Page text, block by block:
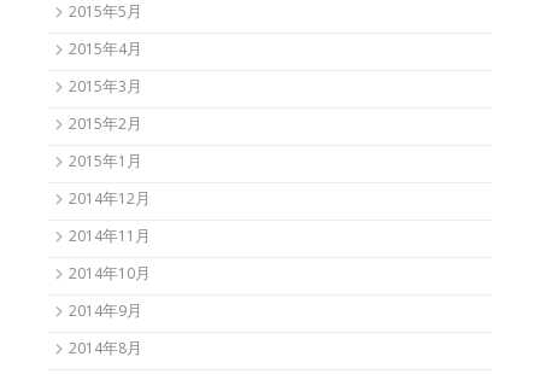
2015年5月
2015年4月
2015年3月
2015年2月
2015年1月
2014年12月
2014年11月
2014年10月
2014年9月
2014年8月